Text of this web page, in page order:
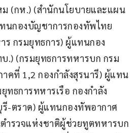
(กห.) (สำนักนโยบายและแผน
นกองบัญชาการกองทัพไทย
ร กรมยุทธการ) ผู้แทนกอง
.) (กรมยุทธการทหารบก กรม
คที่ 1,2 กองกำลังสุรนารี) ผู้แทน
ทธการทหารเรือ กองกำลัง
-ตราด) ผู้แทนกองทัพอากาศ
ำรวจแห่งชาติผู้ช่วยทูตทหารบก